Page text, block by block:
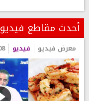
أحدث مقاطع فيديو
معرض فيديو فيديو